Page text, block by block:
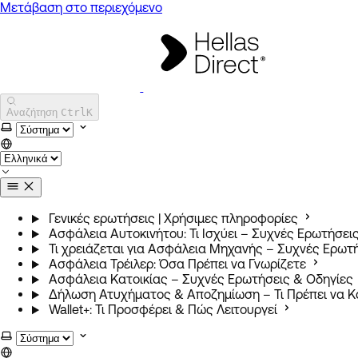
Μετάβαση στο περιεχόμενο
Αναζήτηση CtrlK
Επιλογή χρωματικού θέματος
Γενικές ερωτήσεις | Χρήσιμες πληροφορίες
Ασφάλεια Αυτοκινήτου: Τι Ισχύει – Συχνές Ερωτήσεις
Τι χρειάζεται για Ασφάλεια Μηχανής – Συχνές
Ασφάλεια Τρέιλερ: Όσα Πρέπει να Γνωρίζετε
Ασφάλεια Κατοικίας – Συχνές Ερωτήσεις & Οδηγίες
Δήλωση Ατυχήματος & Αποζημίωση – Τι Πρέπει να
Wallet+: Τι Προσφέρει & Πώς Λειτουργεί
Επιλογή χρωματικού θέματος